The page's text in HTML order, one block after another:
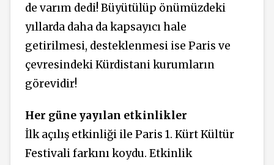
de varım dedi! Büyütülüp önümüzdeki
yıllarda daha da kapsayıcı hale
getirilmesi, desteklenmesi ise Paris ve
çevresindeki Kürdistani kurumların
görevidir!
Her güne yayılan etkinlikler
İlk açılış etkinliği ile Paris 1. Kürt Kültür
Festivali farkını koydu. Etkinlik